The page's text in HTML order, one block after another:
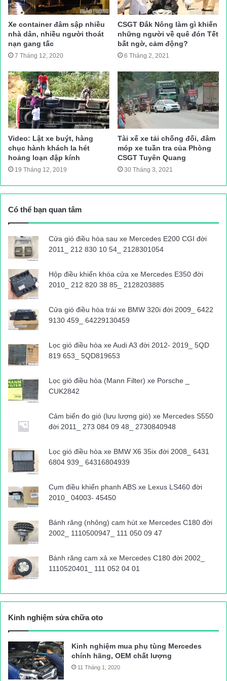
Anh tử vong tại chỗ; anh Dương Văn Tuấn bị thương được đưa
đi cấp cứu trong tình trạng nguy kịch; xe máy bị hư hỏng.
Được biết, 2 nạn nhân tử vong tại chỗ là chú cháu ruột.
Nguồn bài viết:ATGT.VN
tai nạn giao thông Tin tức 24h
Xe container đâm sập nhiều
nhà dân, nhiều người thoát
nạn gang tấc
7 Tháng 12, 2020
CSGT Đắk Nông làm gì khiến
những người về quê đón Tết
bất ngờ, cảm động?
6 Tháng 2, 2021
Video: Lật xe buýt, hàng
chục hành khách la hét
hoảng loạn đập kính
19 Tháng 12, 2019
Tài xế xe tải chống đối, đâm
móp xe tuần tra của Phòng
CSGT Tuyên Quang
30 Tháng 3, 2021
Có thể bạn quan tâm
Cửa gió điều hòa sau xe Mercedes E200 CGI đời
2011_ 212 830 10 54_ 2128301054
Hộp điều khiển khóa cửa xe Mercedes E350 đời
2010_ 212 820 38 85_ 2128203885
Cửa gió điều hòa trái xe BMW 320i đời 2009_ 6422
9130 459_ 64229130459
Lọc gió điều hòa xe Audi A3 đời 2012- 2019_ 5QD
819 653_ 5QD819653
Lọc gió điều hòa (Mann Filter) xe Porsche _
CUK2842
Cảm biến đo gió (lưu lượng gió) xe Mercedes S550
đời 2011_ 273 084 09 48_ 2730840948
Lọc gió điều hòa xe BMW X6 35ix đời 2008_ 6431
6804 939_ 64316804939
Cụm điều khiển phanh ABS xe Lexus LS460 đời
2010_ 04003- 45450
Bánh răng (nhông) cam hút xe Mercedes C180 đời
2002_ 1110500947_ 111 050 09 47
Bánh răng cam xả xe Mercedes C180 đời 2002_
1110520401_ 111 052 04 01
Kinh nghiệm sửa chữa oto
Kinh nghiệm mua phụ tùng Mercedes
chính hãng, OEM chất lượng
11 Tháng 1, 2020